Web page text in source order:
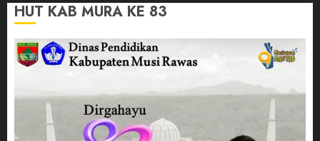
HUT KAB MURA KE 83